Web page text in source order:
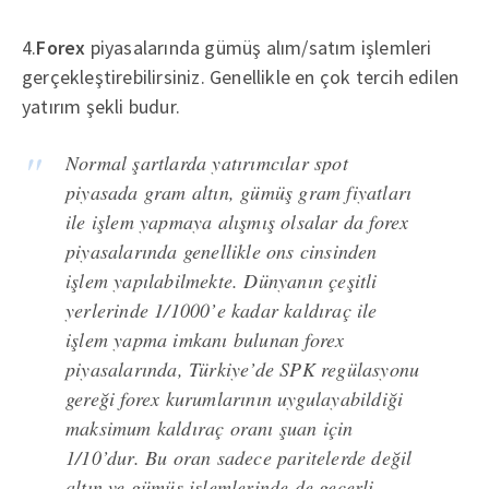
4.Forex piyasalarında gümüş alım/satım işlemleri
gerçekleştirebilirsiniz. Genellikle en çok tercih edilen
yatırım şekli budur.
Normal şartlarda yatırımcılar spot
piyasada gram altın, gümüş gram fiyatları
ile işlem yapmaya alışmış olsalar da forex
piyasalarında genellikle ons cinsinden
işlem yapılabilmekte. Dünyanın çeşitli
yerlerinde 1/1000’e kadar kaldıraç ile
işlem yapma imkanı bulunan forex
piyasalarında, Türkiye’de SPK regülasyonu
gereği forex kurumlarının uygulayabildiği
maksimum kaldıraç oranı şuan için
1/10’dur. Bu oran sadece paritelerde değil